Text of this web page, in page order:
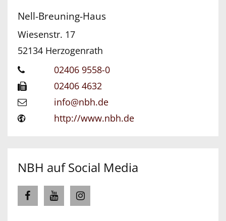
Nell-Breuning-Haus
Wiesenstr. 17
52134 Herzogenrath
02406 9558-0
02406 4632
info@nbh.de
http://www.nbh.de
NBH auf Social Media